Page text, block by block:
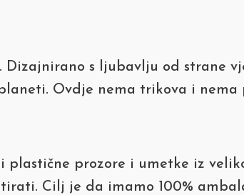
s ljubavlju od strane
Ovdje nema trikova i nema
prozore i umetke iz
Cilj je da imamo 100%